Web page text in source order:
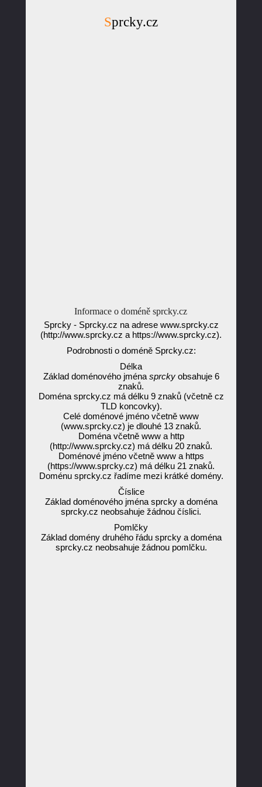
Sprcky.cz
Informace o doméně sprcky.cz
Sprcky - Sprcky.cz na adrese www.sprcky.cz
(http://www.sprcky.cz a https://www.sprcky.cz).
Podrobnosti o doméně Sprcky.cz:
Délka
Základ doménového jména sprckyobsahuje 6
znaků.
Doména sprcky.cz má délku 9 znaků (včetně cz
TLD koncovky).
Celé doménové jméno včetně www
(www.sprcky.cz) je dlouhé 13 znaků.
Doména včetně www a http
(http://www.sprcky.cz) má délku 20 znaků.
Doménové jméno včetně www a https
(https://www.sprcky.cz) má délku 21 znaků.
Doménu sprcky.cz řadíme mezi krátké domény.
Číslice
Základ doménového jména sprcky a doména
sprcky.cz neobsahuje žádnou číslici.
Pomlčky
Základ domény druhého řádu sprcky a doména
sprcky.cz neobsahuje žádnou pomlčku.